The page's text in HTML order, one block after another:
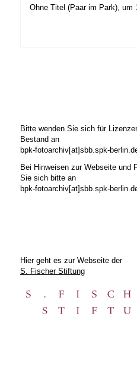
Ohne Titel (Paar im Park), um
Bitte wenden Sie sich für
Bestand an
bpk-fotoarchiv[at]sbb.spk-
Bei Hinweisen zur Webseite und
Sie sich bitte an
bpk-fotoarchiv[at]sbb.spk-
Hier geht es zur Webseite der
S. Fischer Stiftung